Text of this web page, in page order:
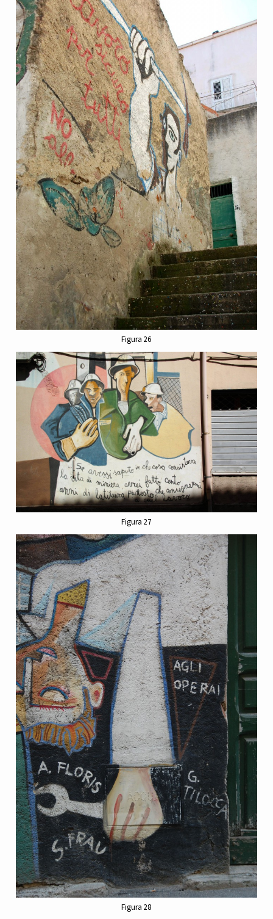
Figura 26
Figura 27
Figura 28